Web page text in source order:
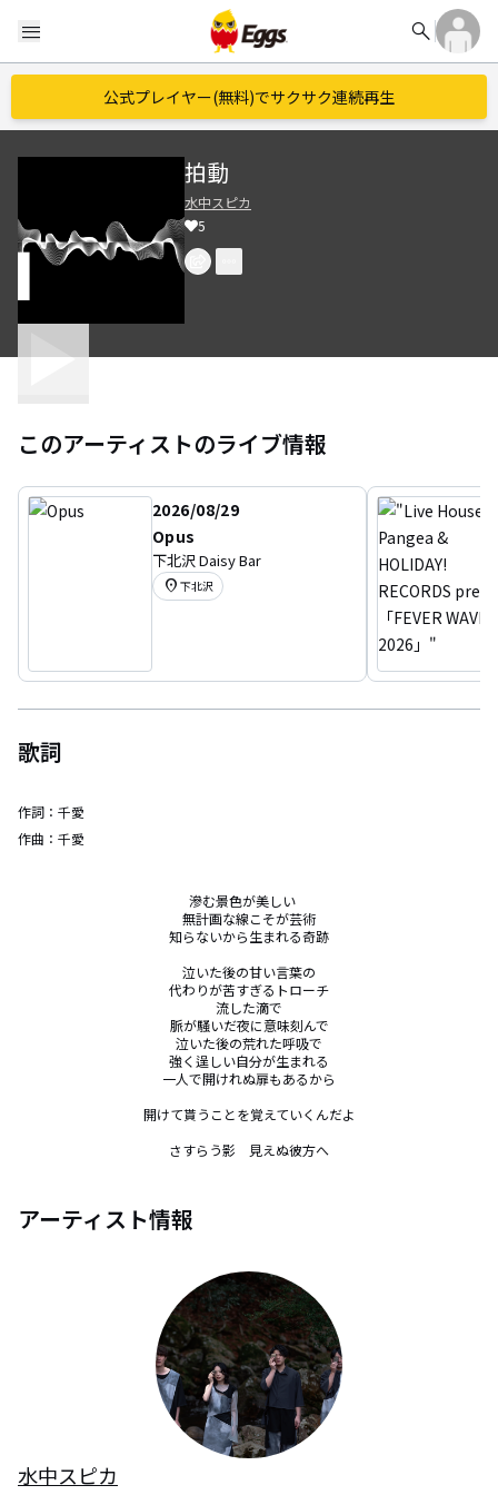
menu search
公式プレイヤー(無料)でサクサク連続再生
拍動
水中スピカ
5
このアーティストのライブ情報
2026/08/29
Opus
下北沢 Daisy Bar
location_on 下北沢
歌詞
作詞： 千愛
作曲： 千愛
滲む景色が美しい
無計画な線こそが芸術
知らないから生まれる奇跡
泣いた後の甘い言葉の
代わりが苦すぎるトローチ
流した滴で
脈が騒いだ夜に意味刻んで
泣いた後の荒れた呼吸で
強く逞しい自分が生まれる
一人で開けれぬ扉もあるから
開けて貰うことを覚えていくんだよ
さすらう影　見えぬ彼方へ
アーティスト情報
水中スピカ